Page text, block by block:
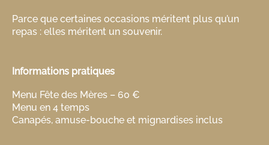
Parce que certaines occasions méritent plus qu’un
repas : elles méritent un souvenir.
Informations pratiques
Menu Fête des Mères – 60 €
Menu en 4 temps
Canapés, amuse-bouche et mignardises inclus